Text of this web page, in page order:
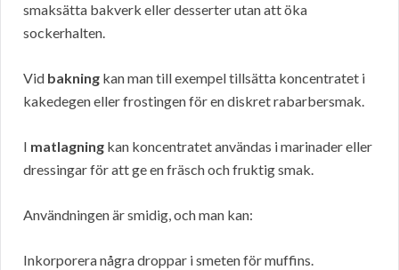
smaksätta bakverk eller desserter utan att öka
sockerhalten.
Vid bakning kan man till exempel tillsätta koncentratet i
kakedegen eller frostingen för en diskret rabarbersmak.
I matlagning kan koncentratet användas i marinader eller
dressingar för att ge en fräsch och fruktig smak.
Användningen är smidig, och man kan:
Inkorporera några droppar i smeten för muffins.